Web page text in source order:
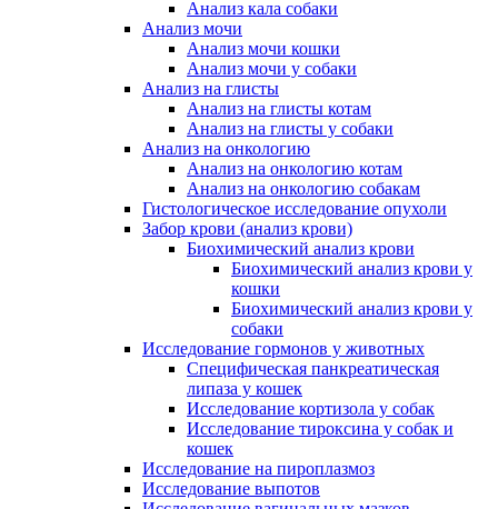
Анализ кала собаки
Анализ мочи
Анализ мочи кошки
Анализ мочи у собаки
Анализ на глисты
Анализ на глисты котам
Анализ на глисты у собаки
Анализ на онкологию
Анализ на онкологию котам
Анализ на онкологию собакам
Гистологическое исследование опухоли
Забор крови (анализ крови)
Биохимический анализ крови
Биохимический анализ крови у
кошки
Биохимический анализ крови у
собаки
Исследование гормонов у животных
Специфическая панкреатическая
липаза у кошек
Исследование кортизола у собак
Исследование тироксина у собак и
кошек
Исследование на пироплазмоз
Исследование выпотов